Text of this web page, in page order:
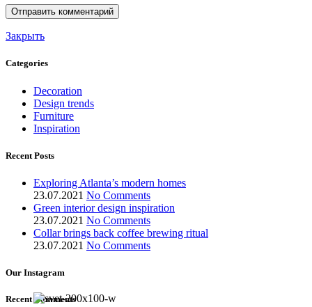
Закрыть
Categories
Decoration
Design trends
Furniture
Inspiration
Recent Posts
Exploring Atlanta’s modern homes
23.07.2021 No Comments
Green interior design inspiration
23.07.2021 No Comments
Collar brings back coffee brewing ritual
23.07.2021 No Comments
Our Instagram
Recent Comments